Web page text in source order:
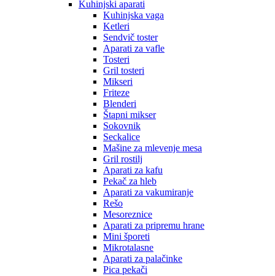
Kuhinjski aparati
Kuhinjska vaga
Ketleri
Sendvič toster
Aparati za vafle
Tosteri
Gril tosteri
Mikseri
Friteze
Blenderi
Štapni mikser
Sokovnik
Seckalice
Mašine za mlevenje mesa
Gril rostilj
Aparati za kafu
Pekač za hleb
Aparati za vakumiranje
Rešo
Mesoreznice
Aparati za pripremu hrane
Mini šporeti
Mikrotalasne
Aparati za palačinke
Pica pekači